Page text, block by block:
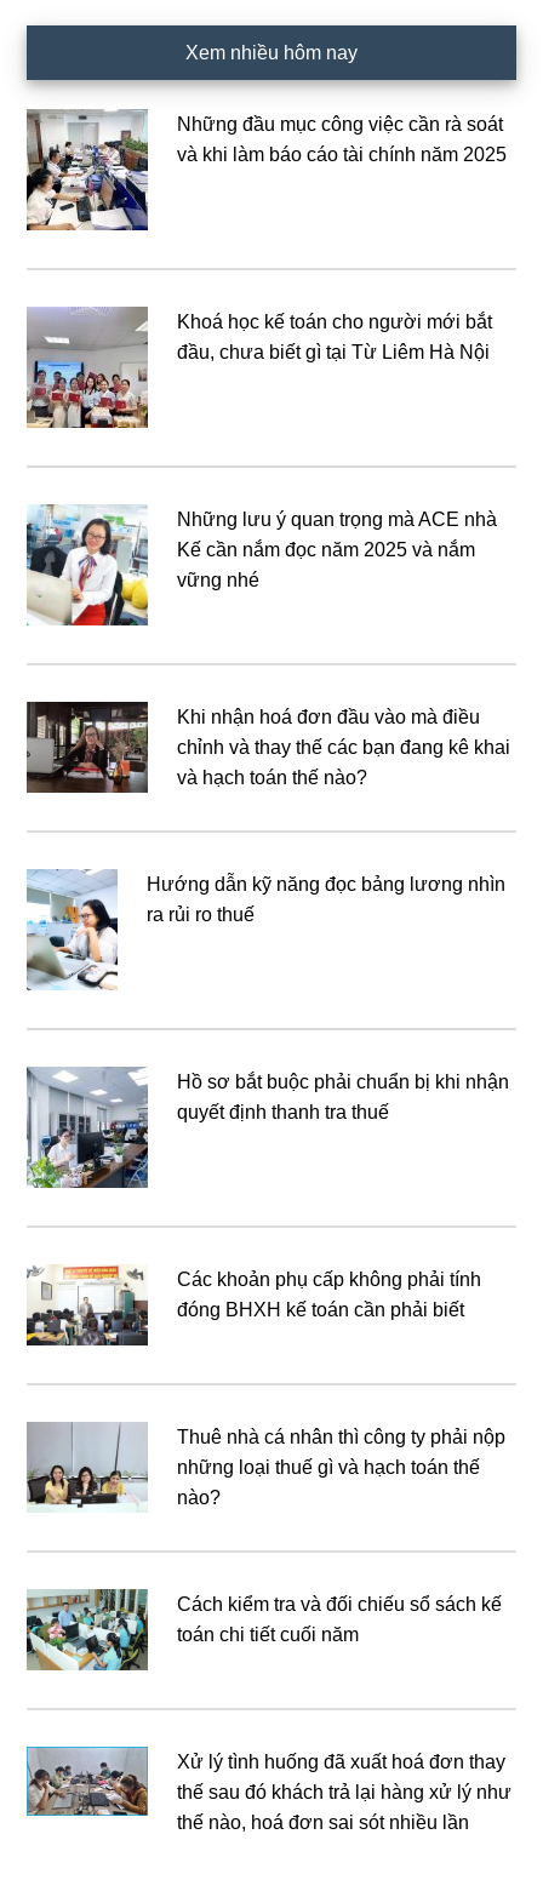
Xem nhiều hôm nay
Những đầu mục công việc cần rà soát
và khi làm báo cáo tài chính năm 2025
Khoá học kế toán cho người mới bắt
đầu, chưa biết gì tại Từ Liêm Hà Nội
Những lưu ý quan trọng mà ACE nhà
Kế cần nắm đọc năm 2025 và nắm
vững nhé
Khi nhận hoá đơn đầu vào mà điều
chỉnh và thay thế các bạn đang kê khai
và hạch toán thế nào?
Hướng dẫn kỹ năng đọc bảng lương nhìn
ra rủi ro thuế
Hồ sơ bắt buộc phải chuẩn bị khi nhận
quyết định thanh tra thuế
Các khoản phụ cấp không phải tính
đóng BHXH kế toán cần phải biết
Thuê nhà cá nhân thì công ty phải nộp
những loại thuế gì và hạch toán thế
nào?
Cách kiểm tra và đối chiếu sổ sách kế
toán chi tiết cuối năm
Xử lý tình huống đã xuất hoá đơn thay
thế sau đó khách trả lại hàng xử lý như
thế nào, hoá đơn sai sót nhiều lần